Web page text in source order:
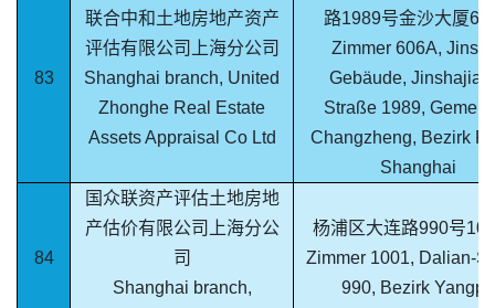
83
联合中和土地房地产资产
评估有限公司上海分公司
Shanghai branch, United
Zhonghe Real Estate
Assets Appraisal Co Ltd
路1989号金沙大厦
Zimmer 606A,
Gebäude,
Straße 1989,
Changzheng, Bezirk
Shanghai
84
国众联资产评估土地房地
产估价有限公司上海分公
司
Shanghai branch,
杨浦区大连路990号
Zimmer 1001, Dalian-
990, Bezirk Yangpu